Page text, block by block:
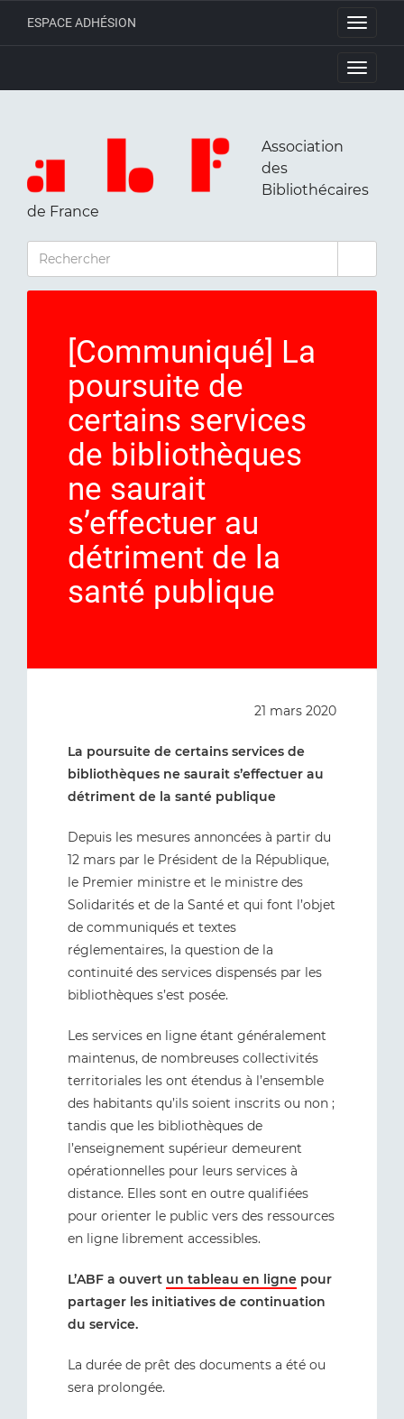
Toggle
ESPACE ADHÉSION
Toggle
Association
des
Bibliothécaires
de France
RECHERCHER
[Communiqué] La
poursuite de
certains services
de bibliothèques
ne saurait
s’effectuer au
détriment de la
santé publique
21 mars 2020
La poursuite de certains services de
bibliothèques ne saurait s’effectuer au
détriment de la santé publique
Depuis les mesures annoncées à partir du
12 mars par le Président de la République,
le Premier ministre et le ministre des
Solidarités et de la Santé et qui font l’objet
de communiqués et textes
réglementaires, la question de la
continuité des services dispensés par les
bibliothèques s’est posée.
Les services en ligne étant généralement
maintenus, de nombreuses collectivités
territoriales les ont étendus à l’ensemble
des habitants qu’ils soient inscrits ou non ;
tandis que les bibliothèques de
l’enseignement supérieur demeurent
opérationnelles pour leurs services à
distance. Elles sont en outre qualifiées
pour orienter le public vers des ressources
en ligne librement accessibles.
L’ABF a ouvert un tableau en ligne pour
partager les initiatives de continuation
du service.
La durée de prêt des documents a été ou
sera prolongée.